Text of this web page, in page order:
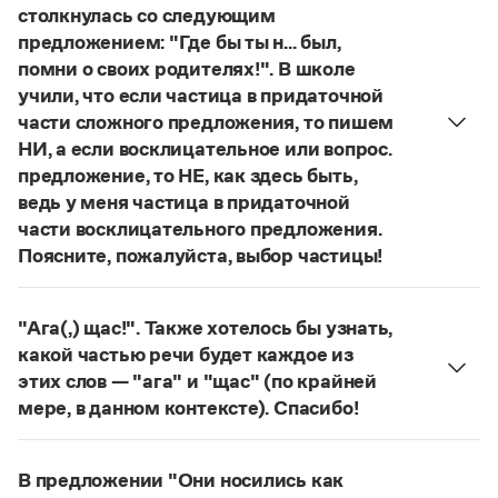
Словари русского языка как государственного
Справочники
Правила русской орфографии и пунктуации
Русский язык. Краткий теоретический курс
для школьников
Справочник по пунктуации
Словарь-справочник трудностей
Справочник по фразеологии
Словарь-справочник непростые слова
Все справочники портала
Журнал
Новости и события
Управление в русском языке
Словарь русских имён
Словарь методических терминов
Правила русской орфографии и пунктуации
(1956)
столкнулась со следующим
предложением: "Где бы ты н... был,
помни о своих родителях!". В школе
учили, что если частица в придаточной
части сложного предложения, то пишем
НИ, а если восклицательное или вопрос.
предложение, то НЕ, как здесь быть,
ведь у меня частица в придаточной
части восклицательного предложения.
Поясните, пожалуйста, выбор частицы!
Правильно:Где бы ты ни был, помни о своих
восклицательных предложениях: Где ты только
не был!
"Ага(,) щас!". Также хотелось бы узнать,
какой частью речи будет каждое из
этих слов — "ага" и "щас" (по крайней
мере, в данном контексте). Спасибо!
Ага—частица, которая в данном случае
отказа говорящего поверить в достоверность
В предложении "Они носились как